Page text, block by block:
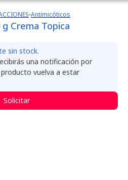
Antimicóticos
Crema Topica
sin stock.
una notificación por
vuelva a estar
Solicitar